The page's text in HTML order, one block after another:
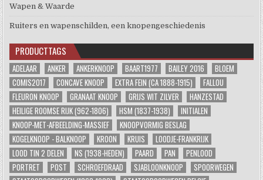
Wapen & Waarde
Ruiters en wapenschilden, een knopengeschiedenis
PRODUCTTAGS
ADELAAR ANKER ANKERKNOOP BAART1977 BAILEY 2016
BLOEM
COMIS2017
CONCAVE KNOOP EXTRA FEIN (CA 1888-1915)
FALLOU
FLEURON KNOOP
GRANAAT KNOOP GRIJS WIT ZILVER
HANZESTAD
HEILIGE ROOMSE RIJK (962-1806)
HSM (1837-1938)
INITIALEN
KNOOP-MET-AFBEELDING-MASSIEF
KNOOPVORMIG BESLAG
KOGELKNOOP - BALKNOOP
KROON KRUIS
LOODJE-FRANKRIJK
LOOD TIN 2 DELEN
NS (1938-HEDEN) PAARD PAN
PENLOOD
PORTRET
POST SCHROEFDRAAD SJABLOONKNOOP
SPOORWEGEN